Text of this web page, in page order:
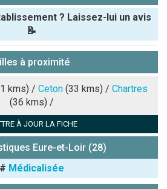
? Laissez-lui un avis
📝
attribuer :
à proximité
kms) / Ceton (33 kms) / Chartres
(36 kms) /
À JOUR LA FICHE
Eure-et-Loir (28)
# Médicalisée